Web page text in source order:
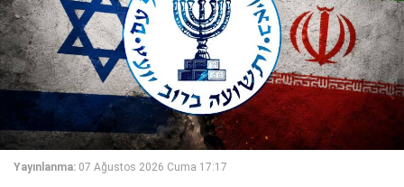
Yayınlanma: 07 Ağustos 2026 Cuma 17:17